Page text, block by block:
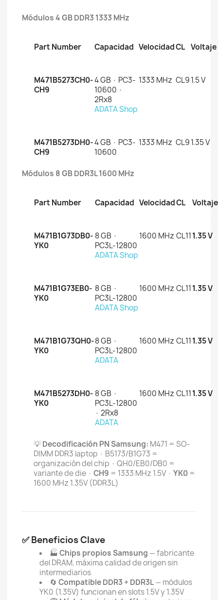
Módulos 4 GB DDR3 1333 MHz
Part Number Capacidad VelocidadCL Voltaje
M471B5273CH0-
CH9
4 GB · PC3-
10600 ·
2Rx8
ADATA Shop
1333 MHz CL91.5 V
M471B5273DH0-
CH9
4 GB · PC3-
10600
1333 MHz CL91.35 V
Módulos 8 GB DDR3L 1600 MHz
Part Number Capacidad VelocidadCL Voltaje
M471B1G73DB0-
YK0
8 GB ·
PC3L-12800
ADATA Shop
1600 MHz CL111.35 V
M471B1G73EB0-
YK0
8 GB ·
PC3L-12800
ADATA Shop
1600 MHz CL111.35 V
M471B1G73QH0-
YK0
8 GB ·
PC3L-12800
ADATA
1600 MHz CL111.35 V
M471B5273DH0-
YK0
8 GB ·
PC3L-12800
· 2Rx8
ADATA
1600 MHz CL111.35 V
💡Decodificación PN Samsung: M471 = SO-
DIMM DDR3 laptop · B5173/B1G73 =
organización del chip · QH0/EB0/DB0 =
variante de die · CH9 = 1333 MHz 1.5V · YK0 =
1600 MHz 1.35V (DDR3L)
✅ Beneficios Clave
🏭Chips propios Samsung — fabricante
del DRAM, máxima calidad de origen sin
intermediarios
🔄 Compatible DDR3 + DDR3L— módulos
YK0 (1.35V) funcionan en slots 1.5V y 1.35V